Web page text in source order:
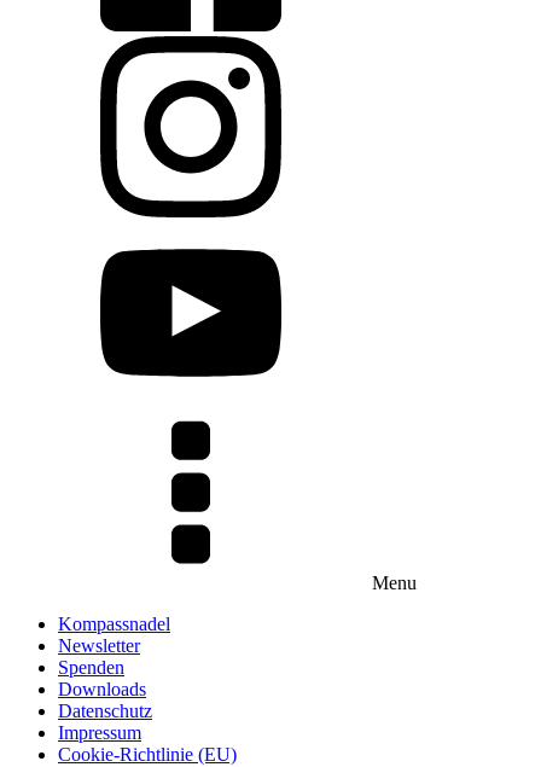
Menu
Kompassnadel
Newsletter
Spenden
Downloads
Datenschutz
Impressum
Cookie-Richtlinie (EU)